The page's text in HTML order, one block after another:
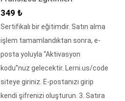
İndirimli Fiyat
349 ₺
Sertifikalı bir eğitimdir. Satın alma
işlem tamamlandıktan sonra, e-
posta yoluyla “Aktivasyon
kodu”nuz gelecektir. Lerni.us/code
siteye giriniz. E-postanızı girip
kendi şifrenizi oluşturun. 3. Satıra